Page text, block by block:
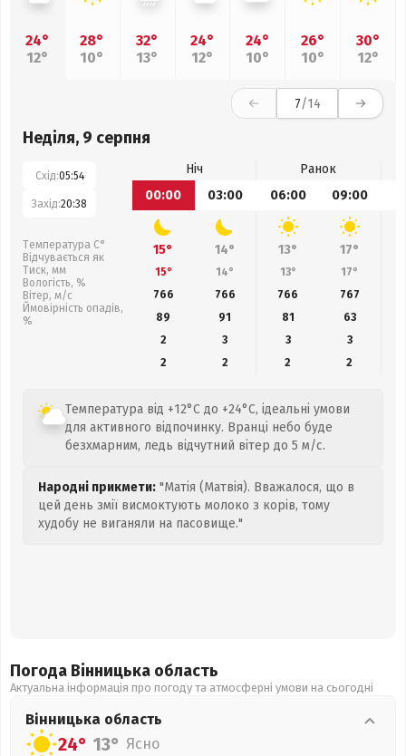
24°
12°
28°
10°
32°
13°
24°
12°
24°
10°
26°
10°
30°
12°
7/14
Неділя, 9 серпня
Схід:05:54
Захід:20:38
Температура С°
Відчувається як
Тиск, мм
Вологість, %
Вітер, м/с
Ймовірність опадів,
%
Ніч
Ранок
00:00
03:00 06:00 09:00
15° 14° 13° 17°
15° 14° 13° 17°
766
766 766 767
89
91 81 63
2
3 3
3
2
2 2 2
Температура від +12°C до +24°C, ідеальні умови
для активного відпочинку. Вранці небо буде
безхмарним, ледь відчутний вітер до 5 м/с.
Народні прикмети: "Матія (Матвія). Вважалося, що в
цей день змії висмоктують молоко з корів, тому
худобу не виганяли на пасовище."
Погода Вінницька область
Актуальна інформація про погоду та атмосферні умови на сьогодні
Вінницька область
24° 13° Ясно